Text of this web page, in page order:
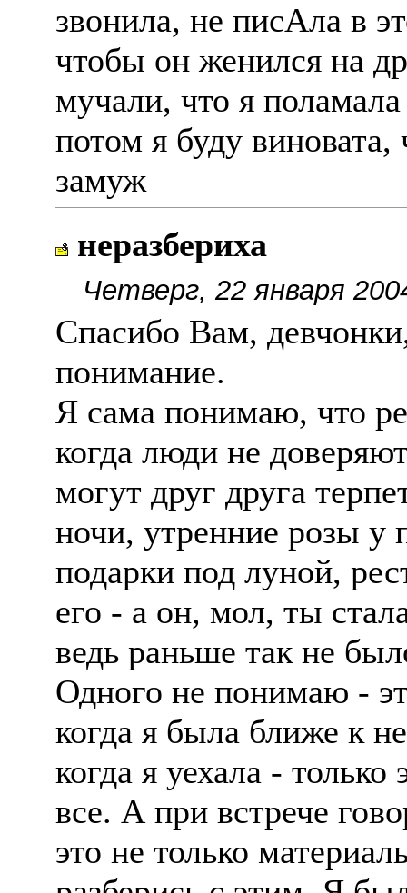
звонила, не писАла в
чтобы он женился на
мучали, что я
потом я буду виновата,
замуж
неразбериха
Четверг, 22 января
Спасибо Вам,
понимание.
Я сама понимаю, что
когда люди не
могут друг друга
ночи, утренние розы у
подарки под луной,
его - а он, мол, ты
ведь раньше так не
Одного не понимаю -
когда я была ближе к
когда я уехала -
все. А при встрече
это не только